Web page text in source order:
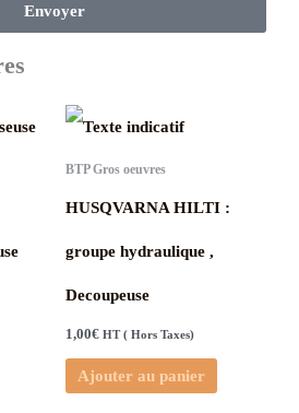
Envoyer
BTP Gros oeuvres
HUSQVARNA HILTI :
groupe hydraulique ,
Decoupeuse
1,00€ HT ( Hors Taxes)
Ajouter au panier